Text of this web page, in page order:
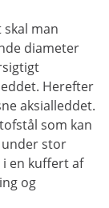
man
diameter
Herefter
aksialleddet.
som kan
under stor
en kuffert af
og